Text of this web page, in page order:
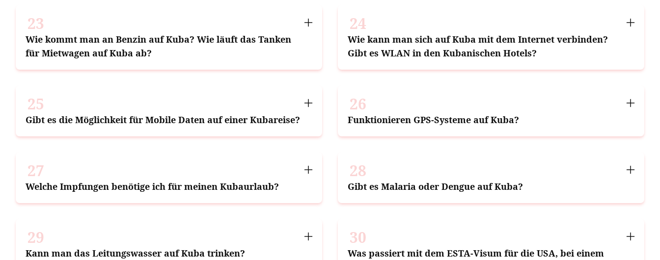
23
Wie kommt man an Benzin auf Kuba? Wie läuft das Tanken
für Mietwagen auf Kuba ab?
24
Wie kann man sich auf Kuba mit dem Internet verbinden?
Gibt es WLAN in den Kubanischen Hotels?
25
Gibt es die Möglichkeit für Mobile Daten auf einer Kubareise?
26
Funktionieren GPS-Systeme auf Kuba?
27
Welche Impfungen benötige ich für meinen Kubaurlaub?
28
Gibt es Malaria oder Dengue auf Kuba?
29
Kann man das Leitungswasser auf Kuba trinken?
30
Was passiert mit dem ESTA-Visum für die USA, bei einem